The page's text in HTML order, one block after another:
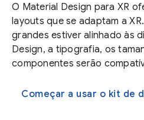
O Material Design para XR
layouts que se adaptam a
grandes estiver alinhado às
Design, a tipografia, os
componentes serão
Começar a usar o kit de